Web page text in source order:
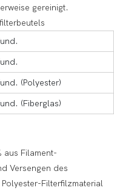
gereinigt.
(Polyester)
(Fiberglas)
aus Filament-
Versengen des
Filterfilzmaterial